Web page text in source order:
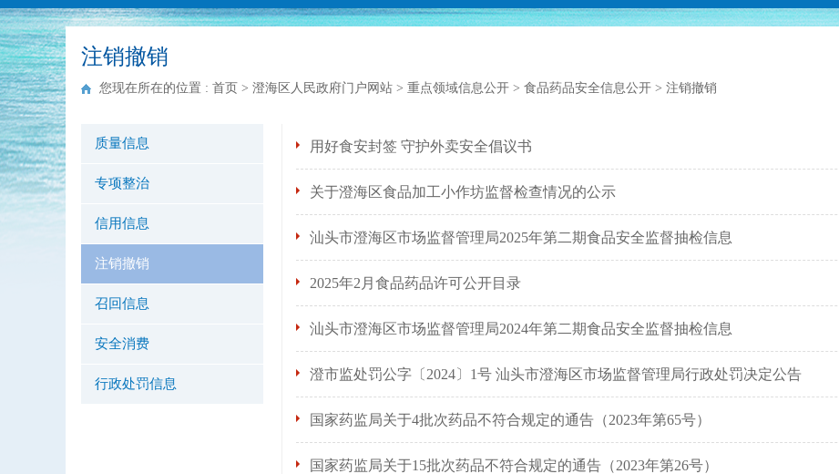
注销撤销
您现在所在的位置 : 首页 > 澄海区人民政府门户网站 > 重点领域信息公开 > 食品药品安全信息公开 > 注销撤销
质量信息
专项整治
信用信息
注销撤销
召回信息
安全消费
行政处罚信息
用好食安封签 守护外卖安全倡议书
关于澄海区食品加工小作坊监督检查情况的公示
汕头市澄海区市场监督管理局2025年第二期食品安全监督抽检信息
2025年2月食品药品许可公开目录
汕头市澄海区市场监督管理局2024年第二期食品安全监督抽检信息
澄市监处罚公字〔2024〕1号 汕头市澄海区市场监督管理局行政处罚决定公告
国家药监局关于4批次药品不符合规定的通告（2023年第65号）
国家药监局关于15批次药品不符合规定的通告（2023年第26号）